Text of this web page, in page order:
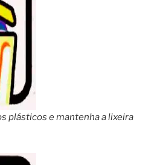
plásticos e mantenha a lixeira